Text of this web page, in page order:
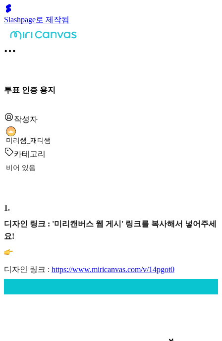
Slashpage로 제작됨
투표 인증 용지
작성자
미리쌤_재티쌤
카테고리
비어 있음
1.
디자인 링크 : '미리캔버스 웹 게시' 링크를 복사해서 넣어주세
요!
디자인 링크 : https://www.miricanvas.com/v/14pgot0